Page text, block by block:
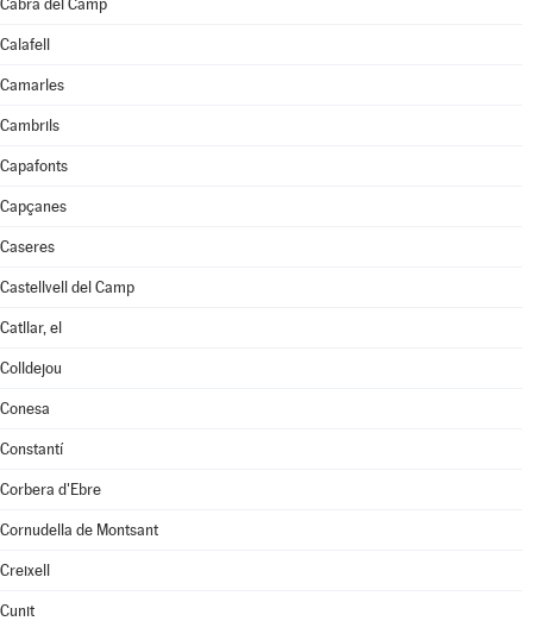
Cabra del Camp
Calafell
Camarles
Cambrils
Capafonts
Capçanes
Caseres
Castellvell del Camp
Catllar, el
Colldejou
Conesa
Constantí
Corbera d'Ebre
Cornudella de Montsant
Creixell
Cunit